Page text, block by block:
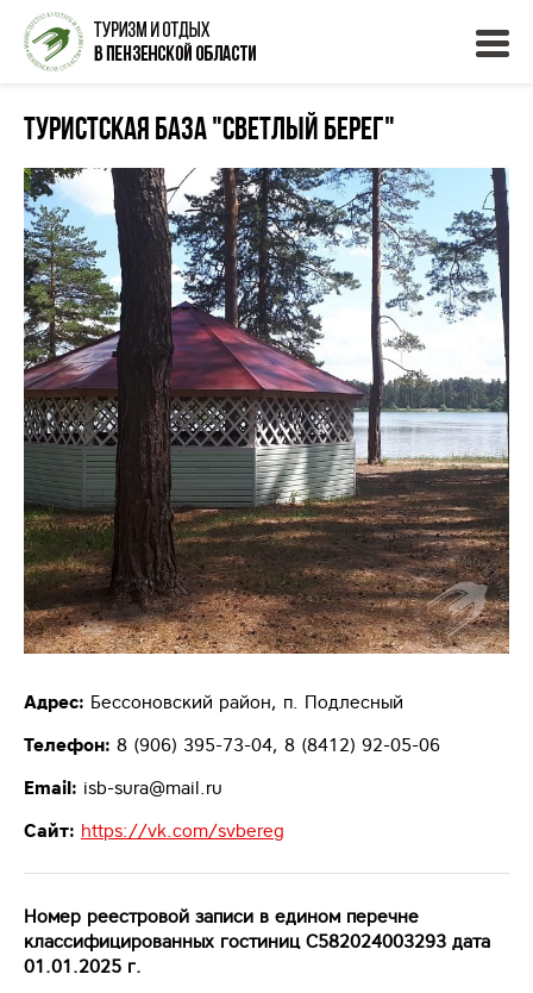
Туристская база "Светлый берег"
Адрес: Бессоновский район, п. Подлесный
Телефон: 8 (906) 395-73-04, 8 (8412) 92-05-06
Email: isb-sura@mail.ru
Сайт: https://vk.com/svbereg
Номер реестровой записи в едином перечне
классифицированных гостиниц С582024003293 дата
01.01.2025 г.